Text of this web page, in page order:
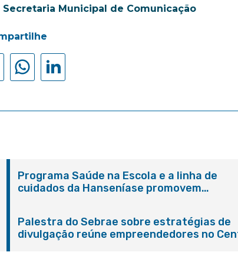
Secretaria Municipal de Comunicação
Programa Saúde na Escola e a linha de
cuidados da Hanseníase promovem
Palestra do Sebrae sobre estratégias de
divulgação reúne empreendedores no